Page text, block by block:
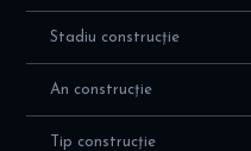
Stadiu construcție
An construcție
Tip construcție